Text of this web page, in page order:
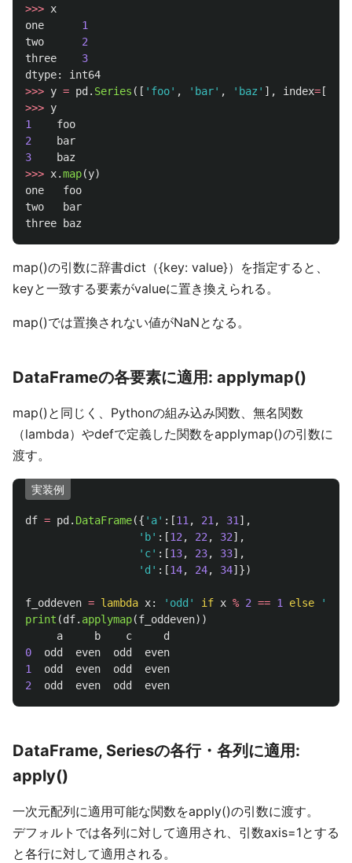
>>> x
one
1
two
2
three
3
dtype:
int64
>>> y = pd . Series ([ ' foo' , ' bar' , ' baz ' ], index= [
>>> y
1
foo
2
bar
3
baz
>>> x.map(y)
one
foo
two
bar
three
baz
map()の引数に辞書dict（{key: value}）を指定すると、
keyと一致する要素がvalueに置き換えられる。
map()では置換されない値がNaNとなる。
DataFrameの各要素に適用: applymap()
map()と同じく、Pythonの組み込み関数、無名関数
（lambda）やdefで定義した関数をapplymap()の引数に
渡す。
実装例
df = pd . DataFrame({ ' a' :[11, 21, 31],
' b' :[12, 22, 32],
' c' :[13, 23, 33],
' d ' :[14, 24, 34]})
f_oddeven = lambda x: ' odd ' if x % 2 == 1 else '
print (df. applymap(f_oddeven))
a
b c
d
0
odd even odd
even
1
odd even odd
even
2
odd even odd even
DataFrame, Seriesの各行・各列に適用:
apply()
一次元配列に適用可能な関数をapply()の引数に渡す。
デフォルトでは各列に対して適用され、引数axis=1とする
と各行に対して適用される。